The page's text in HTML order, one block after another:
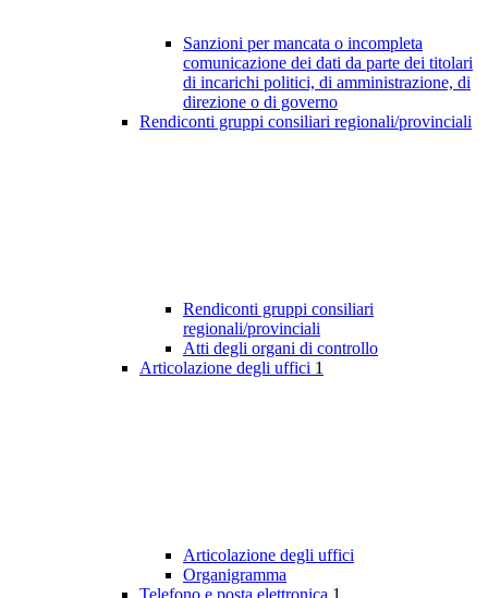
Sanzioni per mancata o incompleta
comunicazione dei dati da parte dei titolari
di incarichi politici, di amministrazione, di
direzione o di governo
Rendiconti gruppi consiliari regionali/provinciali
Rendiconti gruppi consiliari
regionali/provinciali
Atti degli organi di controllo
Articolazione degli uffici 1
Articolazione degli uffici
Organigramma